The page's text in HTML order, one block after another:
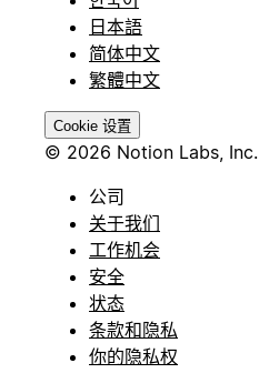
日本語
简体中文
繁體中文
Cookie 设置
© 2026 Notion Labs, Inc.
公司
关于我们
工作机会
安全
状态
条款和隐私
你的隐私权